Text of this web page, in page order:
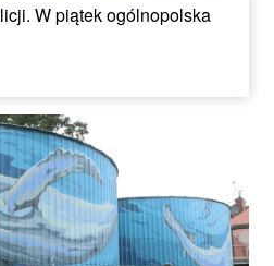
W piątek ogólnopolska